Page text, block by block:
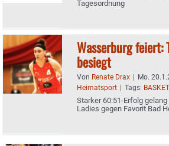
Tagesordnung
Wasserburg feiert:
besiegt
Von Renate Drax | Mo.
Heimatsport | Tags:
Starker 60:51-Erfolg
Ladies gegen Favorit Bad